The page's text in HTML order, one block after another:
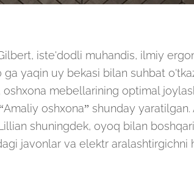
iste'dodli muhandis, ilmiy
ga yaqin uy bekasi bilan suhbat
mebellarining optimal
oshxona” shunday yaratilgan.
shuningdek, oyoq bilan
javonlar va elektr aralashtirgichni